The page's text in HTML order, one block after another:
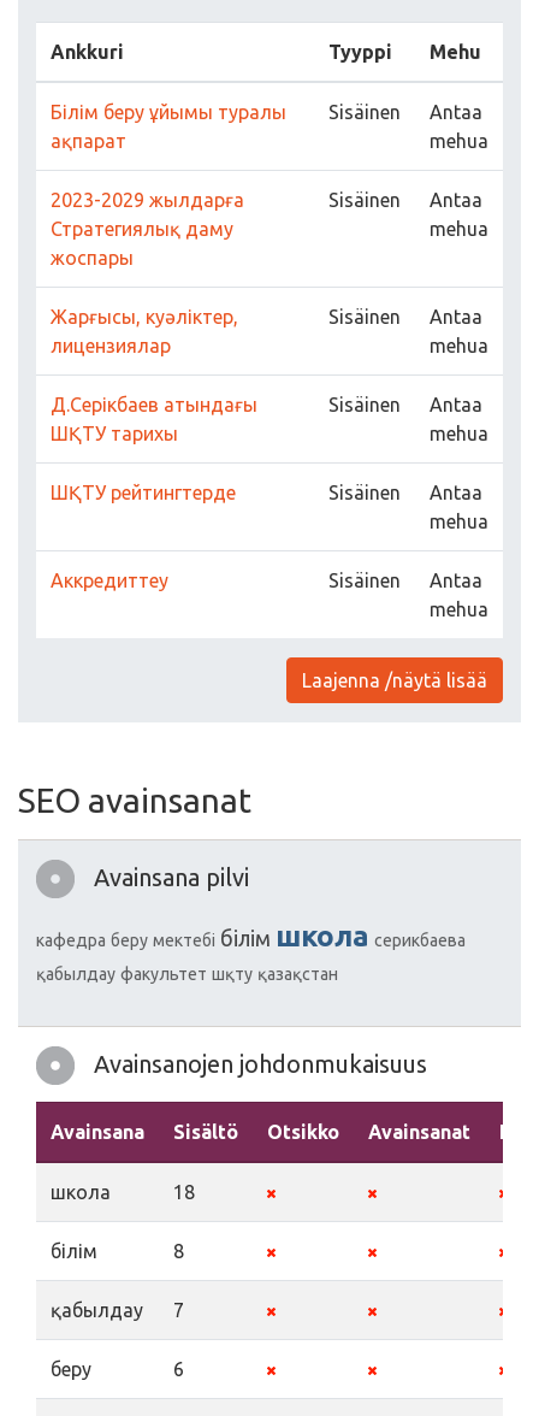
Ankkuri Tyyppi Mehu
Білім беру ұйымы туралы
ақпарат
Sisäinen
Antaa
mehua
2023-2029 жылдарға
Стратегиялық даму
жоспары
Sisäinen
Antaa
mehua
Жарғысы, куәліктер,
лицензиялар
Sisäinen
Antaa
mehua
Д.Серікбаев атындағы
ШҚТУ тарихы
Sisäinen
Antaa
mehua
ШҚТУ рейтингтерде Sisäinen
Antaa
mehua
Аккредиттеу Sisäinen
Antaa
mehua
Laajenna /näytä lisää
SEO avainsanat
Avainsana pilvi
кафедра беру мектебі білім школа серикбаева
қабылдау факультет шқту қазақстан
Avainsanojen johdonmukaisuus
Avainsana Sisältö Otsikko Avainsanat
школа 18
білім 8
қабылдау 7
беру 6